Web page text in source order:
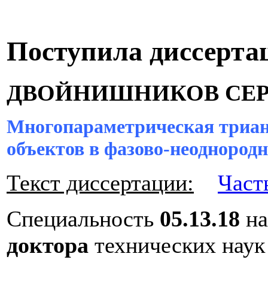
Поступила
ДВОЙНИШНИКОВ
Многопараметрическая
объектов в фазово-
Текст диссертации:
Специальность 05.13.18
доктора технических наук